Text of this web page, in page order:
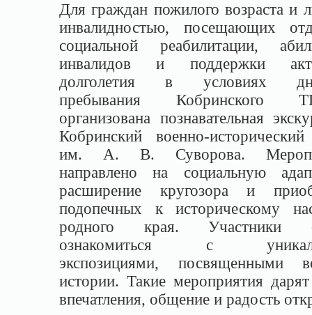
Для граждан пожилого возраста и
инвалидностью, посещающих
социальной реабилитации,
инвалидов и поддержки
долголетия в условиях
пребывания Кобринского
организована познавательная
Кобринский военно-
им. А. В. Суворова.
направлено на социальную
расширение кругозора и
подопечных к историческому
родного края. Участники
ознакомиться с
экспозициями, посвященными
истории. Такие мероприятия
впечатления, общение и радость